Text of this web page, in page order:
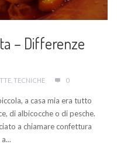
– Differenze
TECNICHE 0
a casa mia era tutto
di albicocche o di pesche.
a chiamare confettura